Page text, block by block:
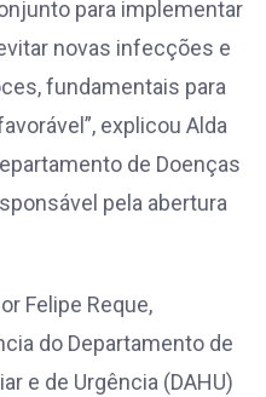
para implementar
novas infecções e
fundamentais para
explicou Alda
de Doenças
pela abertura
Felipe Reque,
do Departamento de
e de Urgência (DAHU)